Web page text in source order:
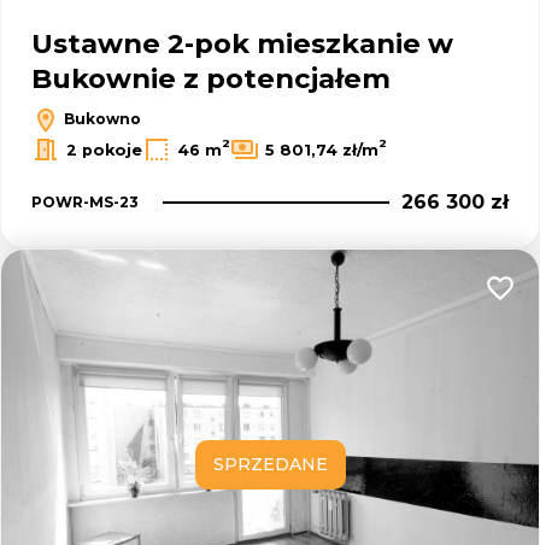
Ustawne 2-pok mieszkanie w
Bukownie z potencjałem
Bukowno
2 pokoje
46 m2 5 801,74 zł/m2
POWR-MS-23 266 300 zł
SPRZEDANE